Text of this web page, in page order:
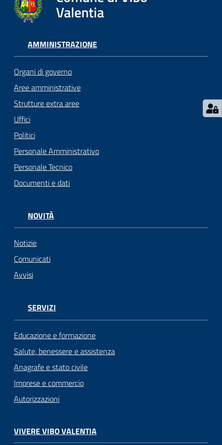
argomenti...
Seguici
su
Valentia
AMMINISTRAZIONE
Organi di governo
Aree amministrative
Strutture extra aree
Uffici
Politici
Personale Amministrativo
Personale Tecnico
Documenti e dati
NOVITÀ
Notizie
Comunicati
Avvisi
SERVIZI
Educazione e formazione
Salute, benessere e assistenza
Anagrafe e stato civile
Imprese e commercio
Autorizzazioni
VIVERE VIBO VALENTIA